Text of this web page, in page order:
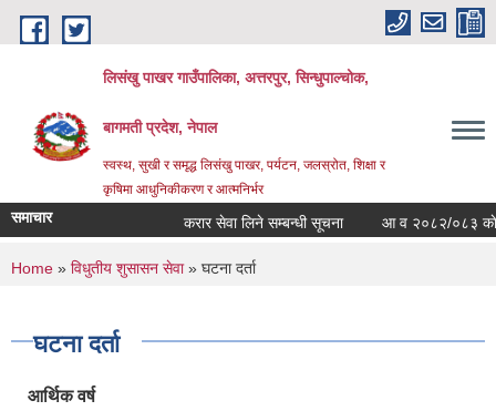
Skip to main content
लिसंखु पाखर गाउँपालिका, अत्तरपुर, सिन्धुपाल्चोक,
बागमती प्रदेश, नेपाल
स्वस्थ, सुखी र समृद्ध लिसंखु पाखर, पर्यटन, जलस्रोत, शिक्षा र
कृषिमा आधुनिकीकरण र आत्मनिर्भर
समाचार करार सेवा लिने सम्बन्धी सूचना आ व २०८२/०८३ काे
You are here
Home » विधुतीय शुसासन सेवा» घटना दर्ता
घटना दर्ता
आर्थिक वर्ष